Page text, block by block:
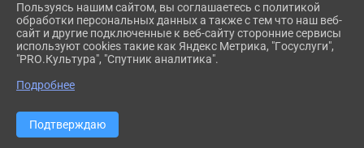
2026 Г. TROIMUZEI.RU
ВХОД
КАРТА САЙТА
ПОЛИТИКА ОБРАБОТКИ ПЕРСОНАЛЬНЫХ ДАННЫХ
СДЕЛАНО НА KUBCMS
Пользуясь нашим сайтом, вы соглашаетесь с политикой
обработки персональных данных а также с тем что наш веб-
сайт и другие подключенные к веб-сайту сторонние сервисы
используют cookies такие как Яндекс Метрика, "Госуслуги",
"PRO.Культура", "Спутник аналитика".
Подробнее
Подтверждаю